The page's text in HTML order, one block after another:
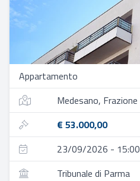
Appartamento
€ 53.000,00
23/09/2026 - 15:00
Tribunale di Parma